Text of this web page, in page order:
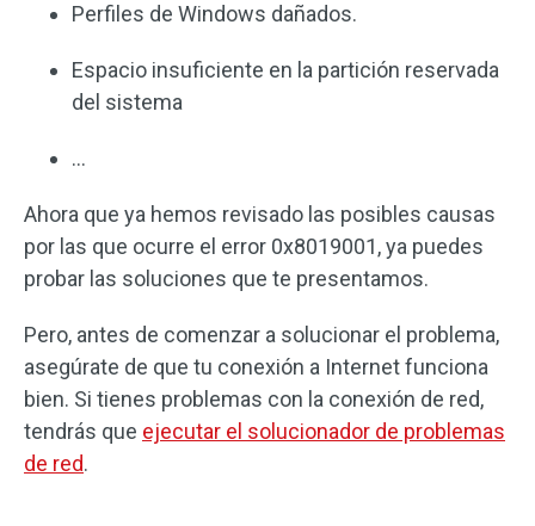
Perfiles de Windows dañados.
Espacio insuficiente en la partición reservada
del sistema
…
Ahora que ya hemos revisado las posibles causas
por las que ocurre el error 0x8019001, ya puedes
probar las soluciones que te presentamos.
Pero, antes de comenzar a solucionar el problema,
asegúrate de que tu conexión a Internet funciona
bien. Si tienes problemas con la conexión de red,
tendrás que ejecutar el solucionador de problemas
de red.